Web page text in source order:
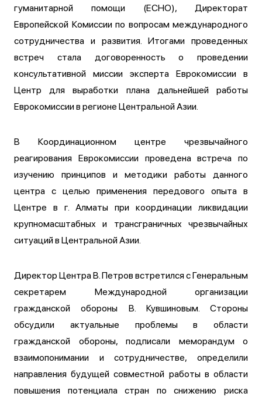
гуманитарной помощи (ЕСНО), Директорат
Европейской Комиссии по вопросам международного
сотрудничества и развития. Итогами проведенных
встреч стала договоренность о проведении
консультативной миссии эксперта Еврокомиссии в
Центр для выработки плана дальнейшей работы
Еврокомиссии в регионе Центральной Азии.
В Координационном центре чрезвычайного
реагирования Еврокомиссии проведена встреча по
изучению принципов и методики работы данного
центра с целью применения передового опыта в
Центре в г. Алматы при координации ликвидации
крупномасштабных и трансграничных чрезвычайных
ситуаций в Центральной Азии.
Директор Центра В. Петров встретился с Генеральным
секретарем Международной организации
гражданской обороны В. Кувшиновым. Стороны
обсудили актуальные проблемы в области
гражданской обороны, подписали меморандум о
взаимопонимании и сотрудничестве, определили
направления будущей совместной работы в области
повышения потенциала стран по снижению риска